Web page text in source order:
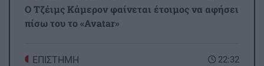
Ο Τζέιμς Κάμερον φαίνεται έτοιμος να αφήσει
πίσω του το «Avatar»
22:32
ΕΠΙΣΤΗΜΗ